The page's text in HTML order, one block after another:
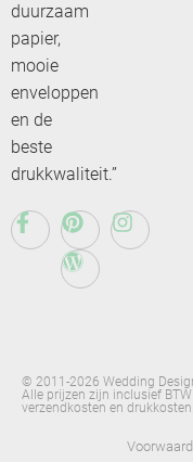
duurzaam
papier,
mooie
enveloppen
en de
beste
drukkwaliteit.”
© 2011-2026 Wedding
Alle prijzen zijn inclusief
verzendkosten en drukkosten.